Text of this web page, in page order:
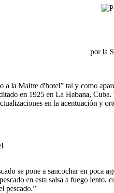
por la
a la Maitre d'hotel” tal y como
en 1925 en La Habana,
en la acentuación y
se pone a sancochar en poca
en esta salsa a fuego lento,
pescado.”